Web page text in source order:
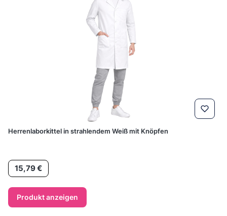
Herrenlaborkittel in strahlendem Weiß mit Knöpfen
Preis
15,79 €
Produkt anzeigen